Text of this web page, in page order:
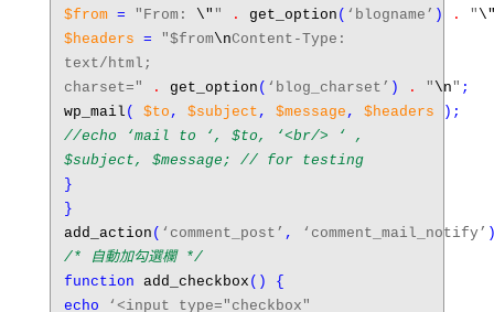
$from = "From: \" " . get_option ( ‘blogname’ ) . "
$headers = "$from\nContent-Type:
text/html;
charset="
. get_option ( ‘blog_charset’ ) . " \n " ;
wp_mail ( $to , $subject , $message , $headers
);
//echo ‘mail to ‘, $to, ‘<br/> ‘ ,
$subject, $message; // for testing
}
}
add_action ( ‘comment_post’ , ‘comment_mail_notify’
/* 自動加勾選欄 */
function add_checkbox () {
echo
‘<input type="checkbox"